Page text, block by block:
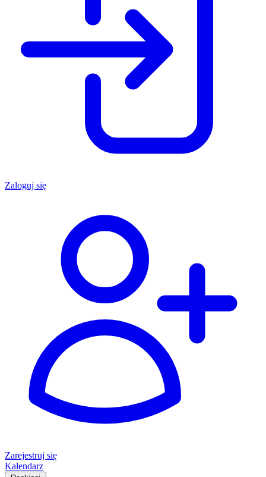
Zaloguj się
Zarejestruj się
Kalendarz